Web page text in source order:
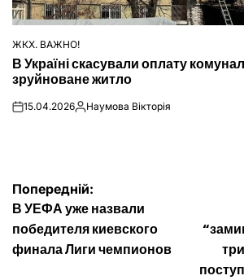
ОПУБЛІКУВАТИ
У
ЖКХ. ВАЖНО!
В Україні скасували оплату
зруйноване житло
on15.04.2026Опубліковано
Наумова Вікторія
Навігація
записів
Попередній:
В УЕФА уже назвали
победителя киевского
финала Лиги чемпионов